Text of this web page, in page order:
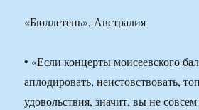
«Бюллетень», Австралия
• «Если концерты моисеевского
аплодировать, неистовствовать,
удовольствия, значит, вы не